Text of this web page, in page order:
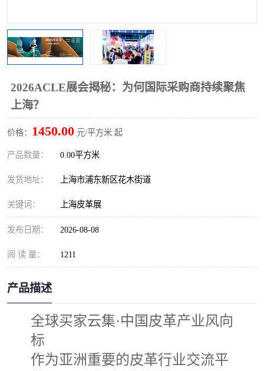
2026ACLE展会揭秘：为何国际采购商持续聚焦
上海？
价格： 1450.00 元/平方米 起
产品数量： 0.00平方米
发货地址： 上海市浦东新区花木街道
关键词： 上海皮革展
发布日期： 2026-08-08
阅 读 量： 1211
产品描述
全球买家云集·中国皮革产业风向
标
作为亚洲重要的皮革行业交流平